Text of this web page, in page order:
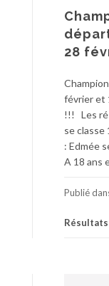
28
février et
!!! Les
se classe
: Edmée
A 18 ans
Publié